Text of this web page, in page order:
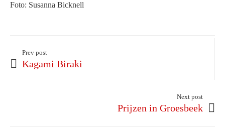
Foto: Susanna Bicknell
Prev post
Kagami Biraki
Next post
Prijzen in Groesbeek